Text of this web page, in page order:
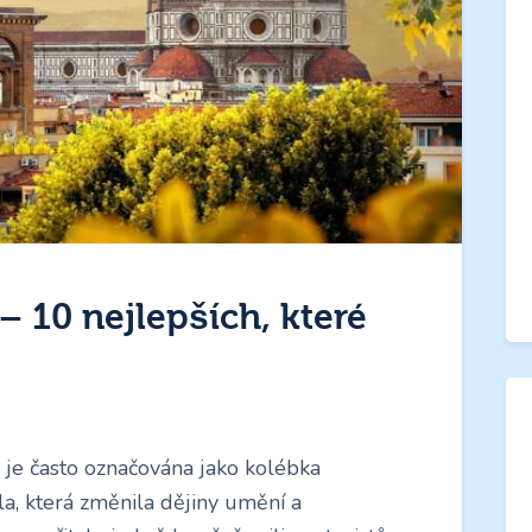
10 nejlepších, které
často označována jako kolébka
která změnila dějiny umění a